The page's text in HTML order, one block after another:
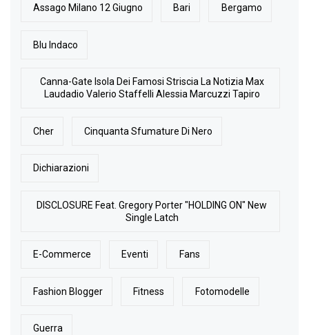
Assago Milano 12 Giugno Bari Bergamo
Blu Indaco
Canna-Gate Isola Dei Famosi Striscia La Notizia Max
Laudadio Valerio Staffelli Alessia Marcuzzi Tapiro
Cher Cinquanta Sfumature Di Nero
Dichiarazioni
DISCLOSURE Feat. Gregory Porter "HOLDING ON" New
Single Latch
E-Commerce Eventi Fans
Fashion Blogger Fitness Fotomodelle
Guerra